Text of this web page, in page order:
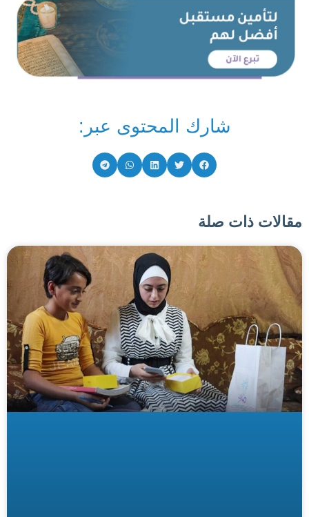
شارك المحتوى عبر:
مقالات ذات صلة